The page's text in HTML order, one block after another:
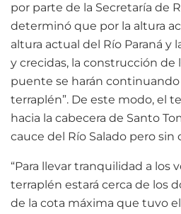
por parte de la Secretaría de
determinó que por la altura
altura actual del Río Paraná y
y crecidas, la construcción de
puente se harán continuando
terraplén”. De este modo, el
hacia la cabecera de Santo
cauce del Río Salado pero sin
“Para llevar tranquilidad a los
terraplén estará cerca de los
de la cota máxima que tuvo